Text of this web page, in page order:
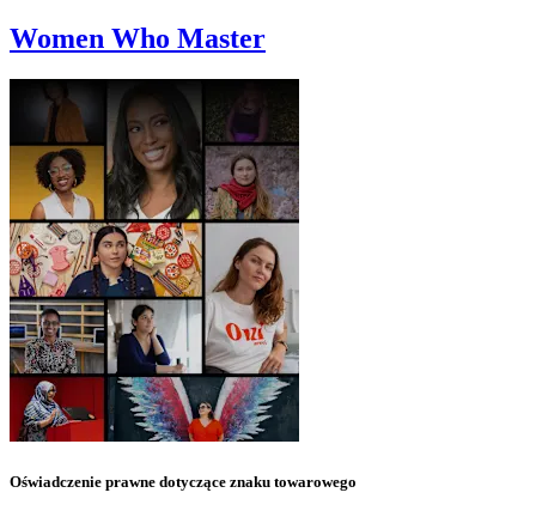
Women Who Master
Oświadczenie prawne dotyczące znaku towarowego